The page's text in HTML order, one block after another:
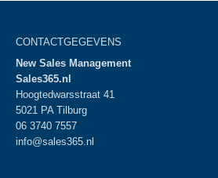
CONTACTGEGEVENS
New Sales Management
Sales365.nl
Hoogtedwarsstraat 41
5021 PA Tilburg
06 3740 7557
info@sales365.nl